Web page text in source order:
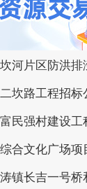
河片区防洪排
坎路工程招标
民强村建设工
合文化广场项
镇长吉一号桥